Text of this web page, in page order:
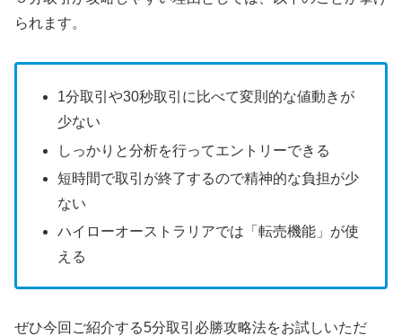
られます。
1分取引や30秒取引に比べて変則的な値動きが
少ない
しっかりと分析を行ってエントリーできる
短時間で取引が終了するので精神的な負担が少
ない
ハイローオーストラリアでは「転売機能」が使
える
ぜひ今回ご紹介する5分取引必勝攻略法をお試しいただ